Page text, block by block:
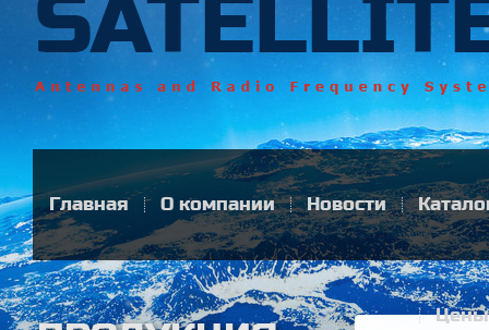
Главная О компании Новости
Цены